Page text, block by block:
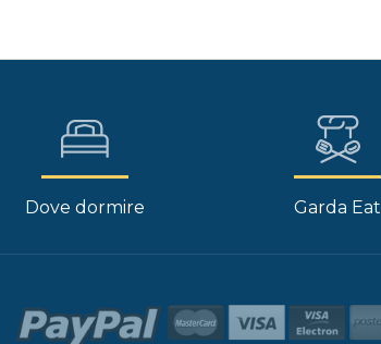
Dove dormire Garda Eat